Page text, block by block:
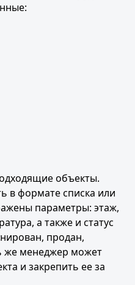
объекты.
в формате списка или
параметры: этаж,
а также и статус
продан,
же менеджер может
и закрепить ее за